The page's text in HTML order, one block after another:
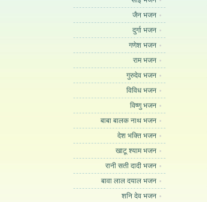
जैन भजन
दुर्गा भजन
गणेश भजन
राम भजन
गुरुदेव भजन
विविध भजन
विष्णु भजन
बाबा बालक नाथ भजन
देश भक्ति भजन
खाटू श्याम भजन
रानी सती दादी भजन
बावा लाल दयाल भजन
शनि देव भजन